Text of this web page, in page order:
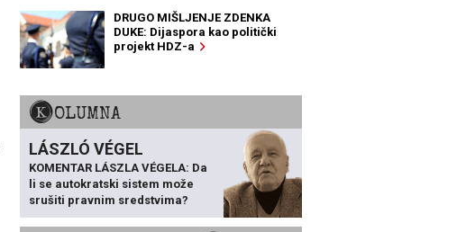
DRUGO MIŠLJENJE ZDENKA
DUKE: Dijaspora kao politički
projekt HDZ-a
KOLUMNA
LÁSZLÓ VÉGEL
KOMENTAR LÁSZLA VÉGELA: Da
li se autokratski sistem može
srušiti pravnim sredstvima?